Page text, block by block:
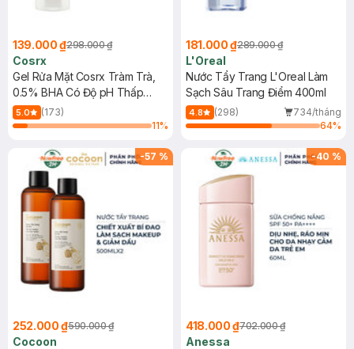
139.000 ₫298.000 ₫
Cosrx
Gel Rửa Mặt Cosrx Tràm Trà,
0.5% BHA Có Độ pH Thấp
150ml
5.0
(173)
11%
181.000 ₫289.000 ₫
L'Oreal
Nước Tẩy Trang L'Oreal Làm
Sạch Sâu Trang Điểm 400ml
4.8 (298)
734/tháng
64%
-57 %
252.000 ₫590.000 ₫
Cocoon
-40 %
418.000 ₫702.000 ₫
Anessa